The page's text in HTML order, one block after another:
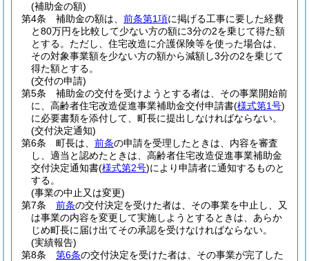
(補助金の額)
第4条
補助金の額は、 前条第1項に掲げる工事に要した経費
と80万円を比較して少ない方の額に3分の2を乗じて得た額
とする。 ただし、住宅改造に介護保険等を使った場合は、
その対象事業額を少ない方の額から減額し3分の2を乗じて
得た額とする。
(交付の申請)
第5条
補助金の交付を受けようとする者は、その事業開始前
に、高齢者住宅改造促進事業補助金交付申請書(様式第1号)
に必要書類を添付して、町長に提出しなければならない。
(交付決定通知)
第6条
町長は、 前条の申請を受理したときは、内容を審査
し、適当と認めたときは、高齢者住宅改造促進事業補助金
交付決定通知書(様式第2号)により申請者に通知するものと
する。
(事業の中止又は変更)
第7条
前条の交付決定を受けた者は、その事業を中止し、又
は事業の内容を変更して実施しようとするときは、あらか
じめ町長に届け出てその承認を受けなければならない。
(実績報告)
第8条
第6条の交付決定を受けた者は、その事業が完了した